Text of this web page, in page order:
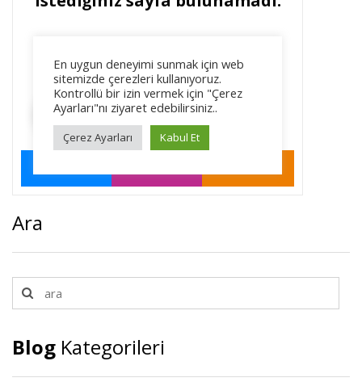
Ara
Blog Kategorileri